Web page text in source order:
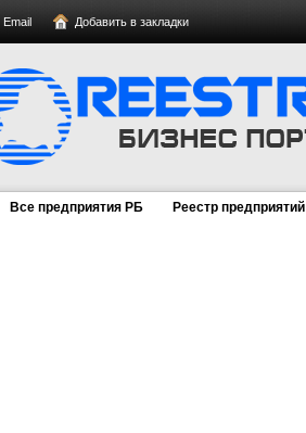
Email Добавить в закладки
Все предприятия РБ Реестр предприятий